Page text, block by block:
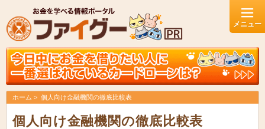
ホーム 個人向け金融機関の徹底比較表
個人向け金融機関の徹底比較表